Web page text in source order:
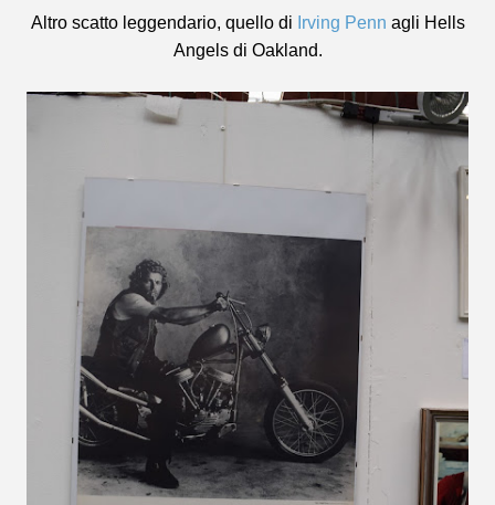
Altro scatto leggendario, quello di Irving Penn agli Hells
Angels di Oakland.